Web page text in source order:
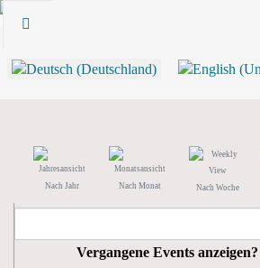
Nach Jahr Nach Monat Nach Woche
Vergangene Events anzeigen?